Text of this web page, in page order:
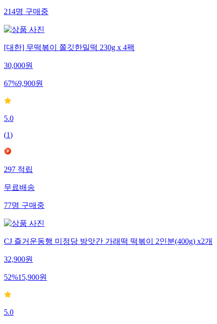
214명 구매중
[대한] 무떡볶이 쫄깃한밀떡 230g x 4팩
30,000원
67%9,900원
5.0
(1)
297 적립
무료배송
77명 구매중
CJ 즐거운동행 미정당 방앗간 가래떡 떡볶이 2인분(400g) x2개
32,900원
52%15,900원
5.0